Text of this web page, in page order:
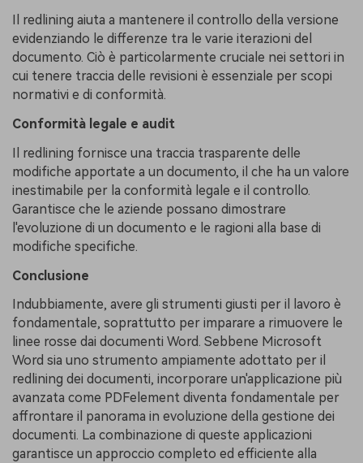
Il redlining aiuta a mantenere il controllo della versione
evidenziando le differenze tra le varie iterazioni del
documento. Ciò è particolarmente cruciale nei settori in
cui tenere traccia delle revisioni è essenziale per scopi
normativi e di conformità.
Conformità legale e audit
Il redlining fornisce una traccia trasparente delle
modifiche apportate a un documento, il che ha un valore
inestimabile per la conformità legale e il controllo.
Garantisce che le aziende possano dimostrare
l'evoluzione di un documento e le ragioni alla base di
modifiche specifiche.
Conclusione
Indubbiamente, avere gli strumenti giusti per il lavoro è
fondamentale, soprattutto per imparare a rimuovere le
linee rosse dai documenti Word. Sebbene Microsoft
Word sia uno strumento ampiamente adottato per il
redlining dei documenti, incorporare un'applicazione più
avanzata come PDFelement diventa fondamentale per
affrontare il panorama in evoluzione della gestione dei
documenti. La combinazione di queste applicazioni
garantisce un approccio completo ed efficiente alla